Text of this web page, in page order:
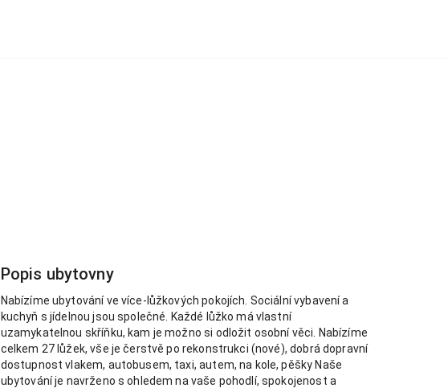
Popis ubytovny
Nabízíme ubytování ve více-lůžkových pokojích. Sociální vybavení a
kuchyň s jídelnou jsou společné. Každé lůžko má vlastní
uzamykatelnou skříňku, kam je možno si odložit osobní věci. Nabízíme
celkem 27 lůžek, vše je čerstvě po rekonstrukci (nové), dobrá dopravní
dostupnost vlakem, autobusem, taxi, autem, na kole, pěšky Naše
ubytování je navrženo s ohledem na vaše pohodlí, spokojenost a